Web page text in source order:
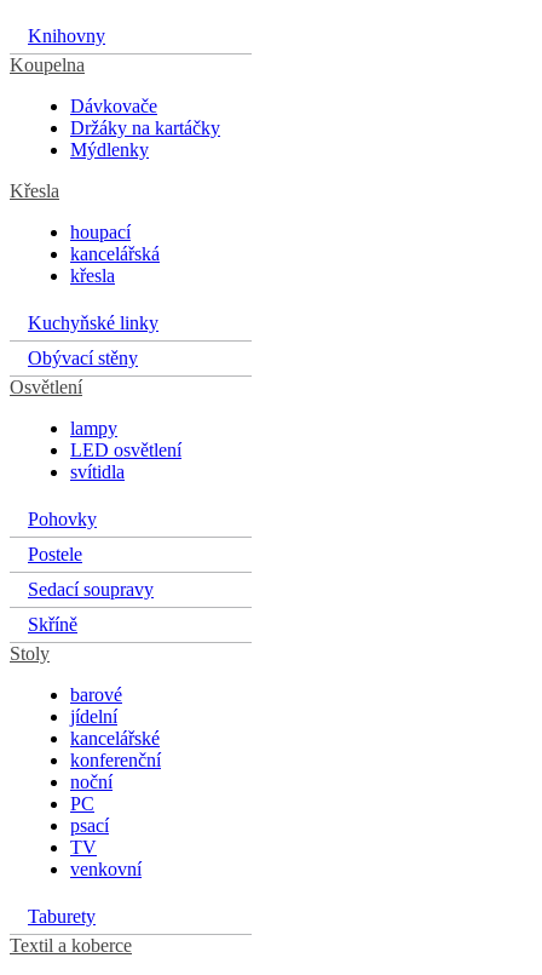
Knihovny
Koupelna
Dávkovače
Držáky na kartáčky
Mýdlenky
Křesla
houpací
kancelářská
křesla
Kuchyňské linky
Obývací stěny
Osvětlení
lampy
LED osvětlení
svítidla
Pohovky
Postele
Sedací soupravy
Skříně
Stoly
barové
jídelní
kancelářské
konferenční
noční
PC
psací
TV
venkovní
Taburety
Textil a koberce